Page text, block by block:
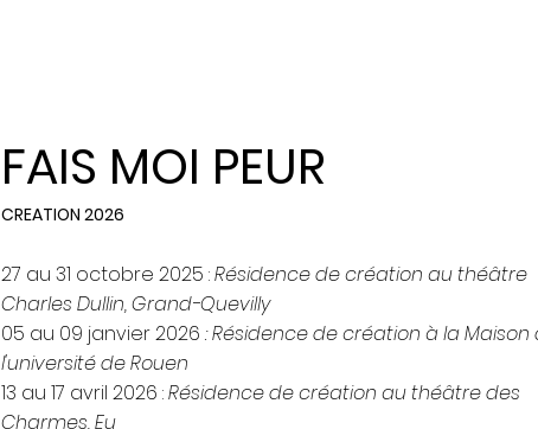
FAIS MOI PEUR
CREATION 2026
27 au 31 octobre 2025 :Résidence de création au théâtre
Charles Dullin, Grand-Quevilly
05 au 09 janvier 2026 : Résidence de création à la Maison
l'université de Rouen
13 au 17 avril 2026 :Résidence de création au théâtre des
Charmes, Eu